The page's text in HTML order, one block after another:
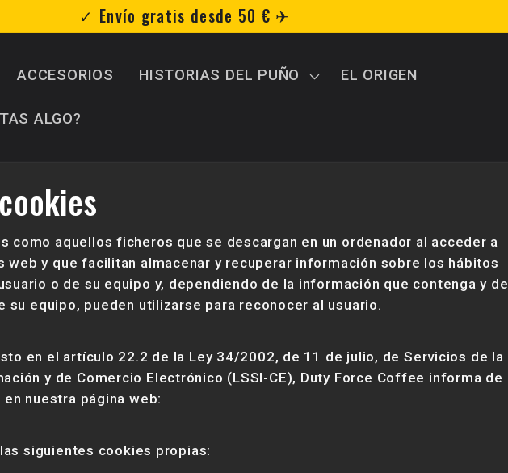
✓ Envío gratis desde 50 € ✈︎
ACCESORIOS HISTORIAS DEL PUÑO EL ORIGEN
ALGO?
como aquellos ficheros que se descargan en un ordenador al acceder a
web y que facilitan almacenar y recuperar información sobre los hábitos
o de su equipo y, dependiendo de la información que contenga y de
su equipo, pueden utilizarse para reconocer al usuario.
en el artículo 22.2 de la Ley 34/2002, de 11 de julio, de Servicios de la
y de Comercio Electrónico (LSSI-CE), Duty Force Coffee informa de
nuestra página web:
siguientes cookies propias: